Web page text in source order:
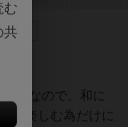
3ヶ月前
会なので、和に
を楽しむ為だけに
む
共